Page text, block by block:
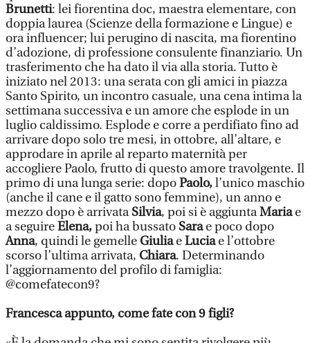
Brunetti: lei fiorentina doc, maestra elementare, con
doppia laurea (Scienze della formazione e Lingue) e
ora influencer; lui perugino di nascita, ma fiorentino
d’adozione, di professione consulente finanziario. Un
trasferimento che ha dato il via alla storia. Tutto è
iniziato nel 2013: una serata con gli amici in piazza
Santo Spirito, un incontro casuale, una cena intima la
settimana successiva e un amore che esplode in un
luglio caldissimo. Esplode e corre a perdifiato fino ad
arrivare dopo solo tre mesi, in ottobre, all’altare, e
approdare in aprile al reparto maternità per
accogliere Paolo, frutto di questo amore travolgente. Il
primo di una lunga serie: dopoPaolo,l’unico maschio
(anche il cane e il gatto sono femmine), un anno e
mezzo dopo è arrivataSilvia, poi si è aggiuntaMariae
a seguireElena,poi ha bussato Sarae poco dopo
Anna, quindi le gemelleGiuliaeLuciae l’ottobre
scorso l’ultima arrivata, Chiara. Determinando
l’aggiornamento del profilo di famiglia:
@comefatecon9?
Francesca appunto, come fate con 9 figli?